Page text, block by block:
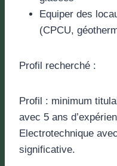
Equiper des
(CPCU,
Profil recherché :
Profil : minimum
avec 5 ans
Electrotechnique
significative.